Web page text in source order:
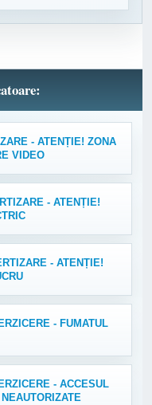
- ATENȚIE! ZONA
VIDEO
- ATENȚIE!
- ATENȚIE!
- FUMATUL
- ACCESUL